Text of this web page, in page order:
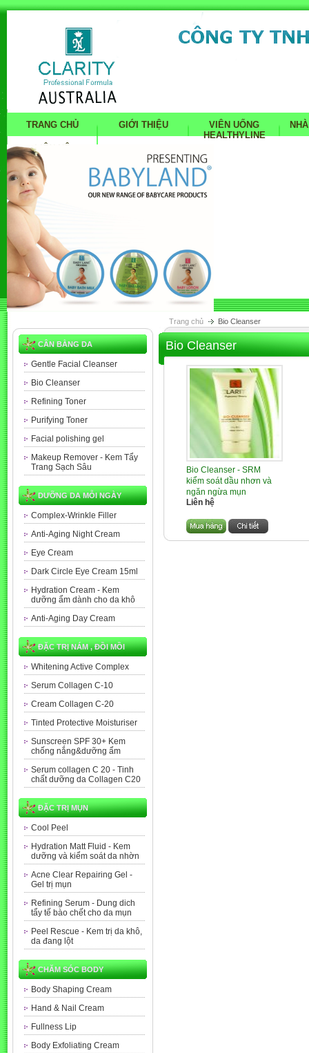
TRANG CHỦ GIỚI THIỆU
VIÊN UỐNG
HEALTHYLINE
LIÊN HỆ
CÂN BẰNG DA
Gentle Facial Cleanser
Bio Cleanser
Refining Toner
Purifying Toner
Facial polishing gel
Makeup Remover - Kem Tẩy
Trang Sạch Sâu
DƯỠNG DA MỖI NGÀY
Complex-Wrinkle Filler
Anti-Aging Night Cream
Eye Cream
Dark Circle Eye Cream 15ml
Hydration Cream - Kem
dưỡng ẩm dành cho da khô
Anti-Aging Day Cream
ĐẶC TRỊ NÁM , ĐỒI MỒI
Whitening Active Complex
Serum Collagen C-10
Cream Collagen C-20
Tinted Protective Moisturiser
Sunscreen SPF 30+ Kem
chống nắng&dưỡng ẩm
Serum collagen C 20 - Tinh
chất dưỡng da Collagen C20
ĐẶC TRỊ MỤN
Cool Peel
Hydration Matt Fluid - Kem
dưỡng và kiểm soát da nhờn
Acne Clear Repairing Gel -
Gel trị mụn
Refining Serum - Dung dich
tẩy tế bào chết cho da mụn
Peel Rescue - Kem trị da khô,
da đang lột
CHĂM SÓC BODY
Body Shaping Cream
Hand & Nail Cream
Fullness Lip
Body Exfoliating Cream
Trang chủ Bio Cleanser
Bio Cleanser
Bio Cleanser - SRM
kiểm soát dầu nhơn và
ngăn ngừa mụn
Liên hệ